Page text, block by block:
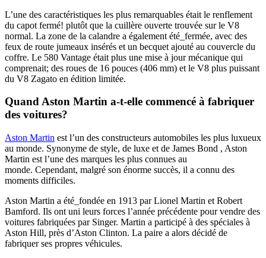
L’une des caractéristiques les plus remarquables était le renflement
du capot fermé! plutôt que la cuillère ouverte trouvée sur le V8
normal. La zone de la calandre a également été_fermée, avec des
feux de route jumeaux insérés et un becquet ajouté au couvercle du
coffre. Le 580 Vantage était plus une mise à jour mécanique qui
comprenait; des roues de 16 pouces (406 mm) et le V8 plus puissant
du V8 Zagato en édition limitée.
Quand Aston Martin a-t-elle commencé à fabriquer
des voitures?
Aston Martin est l’un des constructeurs automobiles les plus luxueux
au monde. Synonyme de style, de luxe et de James Bond , Aston
Martin est l’une des marques les plus connues au
monde. Cependant, malgré son énorme succès, il a connu des
moments difficiles.
Aston Martin a été_fondée en 1913 par Lionel Martin et Robert
Bamford. Ils ont uni leurs forces l’année précédente pour vendre des
voitures fabriquées par Singer. Martin a participé à des spéciales à
Aston Hill, près d’Aston Clinton. La paire a alors décidé de
fabriquer ses propres véhicules.